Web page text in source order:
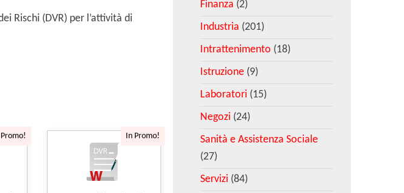
Rischi (DVR) per l’attività di
In Promo!
Finanza (2)
Industria (201)
Intrattenimento (18)
Istruzione (9)
Laboratori (15)
Negozi (24)
Sanità e Assistenza Sociale
(27)
Servizi (84)